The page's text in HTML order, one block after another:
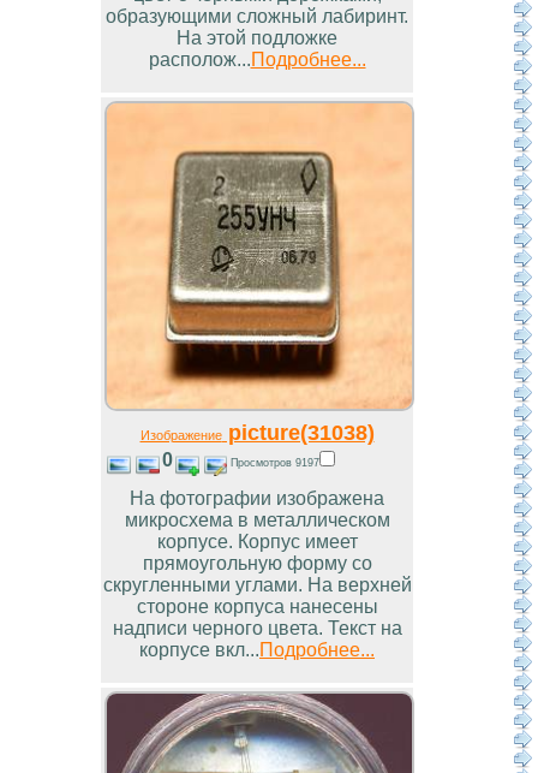
образующими сложный лабиринт.
На этой подложке
располож... Подробнее...
Изображениеpicture(31038)
0 Просмотров 9197
На фотографии изображена
микросхема в металлическом
корпусе. Корпус имеет
прямоугольную форму со
скругленными углами. На верхней
стороне корпуса нанесены
надписи черного цвета. Текст на
корпусе вкл... Подробнее...